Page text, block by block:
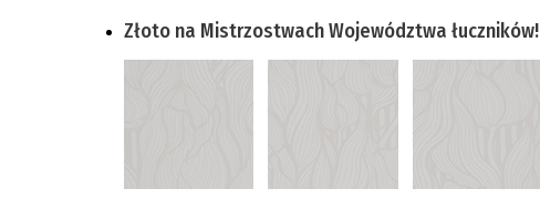
Złoto na Mistrzostwach Województwa łuczników!